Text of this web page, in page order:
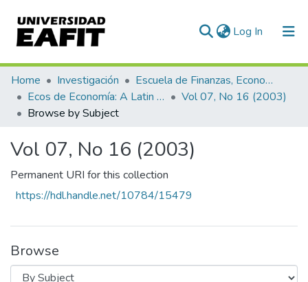
Log In (current)
Communities & Collections
All of DSpace
Home Investigación
Escuela de Finanzas, Economía y Gobierno
Ecos de Economía: A Latin American Journal of Applied Economics
Vol 07, No 16 (2003)
Browse by Subject
Vol 07, No 16 (2003)
Permanent URI for this collection
https://hdl.handle.net/10784/15479
Browse